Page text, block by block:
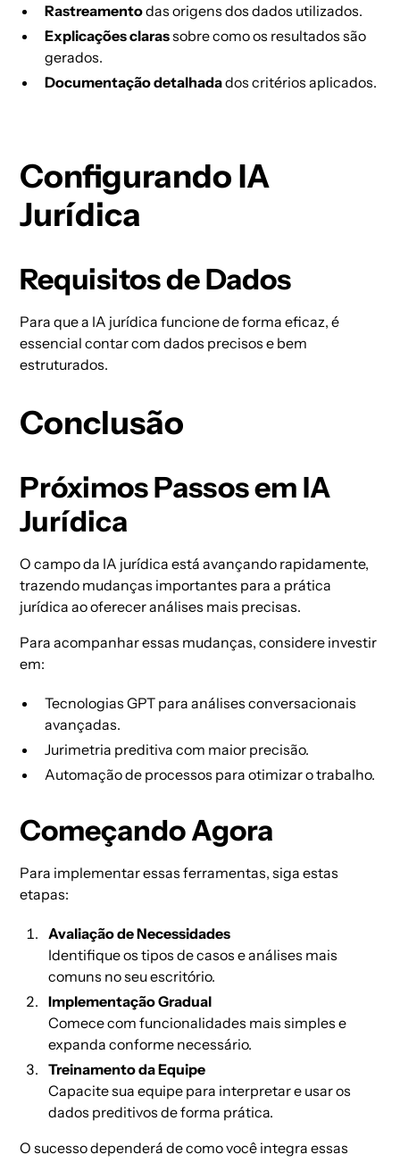
Rastreamentodas origens dos dados utilizados.
Explicações clarassobre como os resultados são
gerados.
Documentação detalhadados critérios aplicados.
Configurando IA
Jurídica
Requisitos de Dados
Para que a IA jurídica funcione de forma eficaz, é
essencial contar com dados precisos e bem
estruturados.
Conclusão
Próximos Passos em IA
Jurídica
O campo da IA jurídica está avançando rapidamente,
trazendo mudanças importantes para a prática
jurídica ao oferecer análises mais precisas.
Para acompanhar essas mudanças, considere investir
em:
Tecnologias GPT para análises conversacionais
avançadas.
Jurimetria preditiva com maior precisão.
Automação de processos para otimizar o trabalho.
Começando Agora
Para implementar essas ferramentas, siga estas
etapas:
Avaliação de Necessidades
Identifique os tipos de casos e análises mais
comuns no seu escritório.
Implementação Gradual
Comece com funcionalidades mais simples e
expanda conforme necessário.
Treinamento da Equipe
Capacite sua equipe para interpretar e usar os
dados preditivos de forma prática.
O sucesso dependerá de como você integra essas